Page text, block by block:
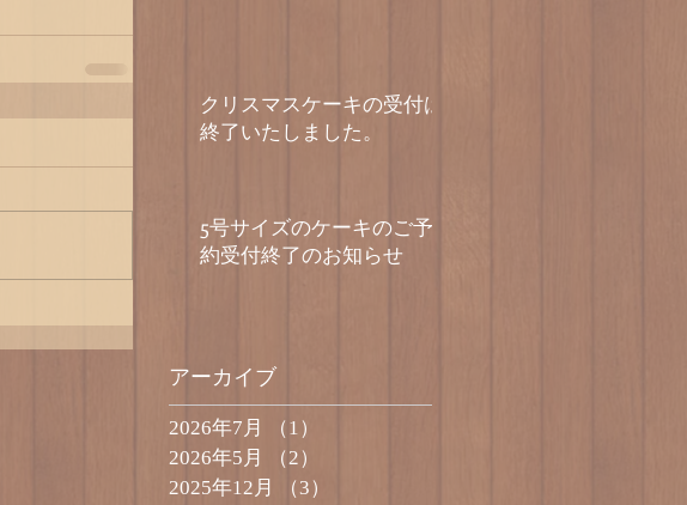
クリスマスケーキの受付は
終了いたしました。
5号サイズのケーキのご予
約受付終了のお知らせ
アーカイブ
2026年7月 （1）
2026年5月
（2）
2025年12月
（3）